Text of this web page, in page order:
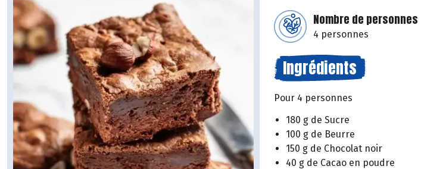
Nombre de personnes
4 personnes
Ingrédients
Pour 4 personnes
180 g de Sucre
100 g de Beurre
150 g de Chocolat noir
40 g de Cacao en poudre